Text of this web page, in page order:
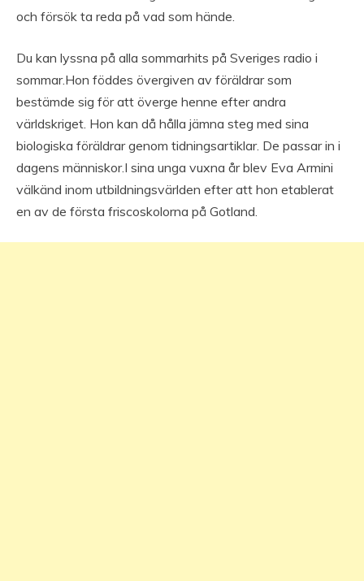
och försök ta reda på vad som hände.
Du kan lyssna på alla sommarhits på Sveriges radio i
sommar.Hon föddes övergiven av föräldrar som
bestämde sig för att överge henne efter andra
världskriget. Hon kan då hålla jämna steg med sina
biologiska föräldrar genom tidningsartiklar. De passar in i
dagens människor.I sina unga vuxna år blev Eva Armini
välkänd inom utbildningsvärlden efter att hon etablerat
en av de första friscoskolorna på Gotland.